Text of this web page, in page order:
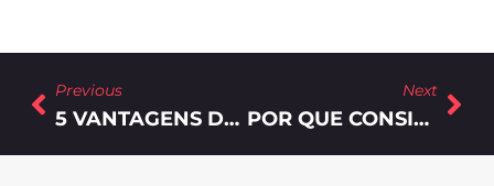
Previous
5 VANTAGENS DE INVESTIR EM INBOUND MARKETING
Next
POR QUE CONSIDERAR TER UM SDR NA SUA EQUIPE?